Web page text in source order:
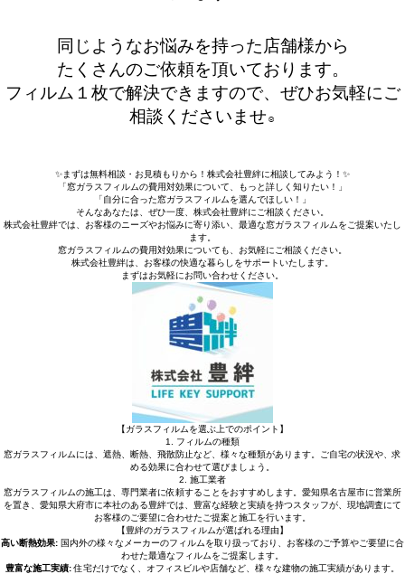
同じようなお悩みを持った店舗様から
たくさんのご依頼を頂いております。
フィルム１枚で解決できますので、ぜひお気軽にご
相談くださいませ☺️
✨まずは無料相談・お見積もりから！株式会社豊絆に相談してみよう！✨
「窓ガラスフィルムの費用対効果について、もっと詳しく知りたい！」
「自分に合った窓ガラスフィルムを選んでほしい！」
そんなあなたは、ぜひ一度、株式会社豊絆にご相談ください。
株式会社豊絆では、お客様のニーズやお悩みに寄り添い、最適な窓ガラスフィルムをご提案いたし
ます。
窓ガラスフィルムの費用対効果についても、お気軽にご相談ください。
株式会社豊絆は、お客様の快適な暮らしをサポートいたします。
まずはお気軽にお問い合わせください。
【ガラスフィルムを選ぶ上でのポイント】
1. フィルムの種類
窓ガラスフィルムには、遮熱、断熱、飛散防止など、様々な種類があります。ご自宅の状況や、求
める効果に合わせて選びましょう。
2. 施工業者
窓ガラスフィルムの施工は、専門業者に依頼することをおすすめします。愛知県名古屋市に営業所
を置き、愛知県大府市に本社のある豊絆では、豊富な経験と実績を持つスタッフが、現地調査にて
お客様のご要望に合わせたご提案と施工を行います。
【豊絆のガラスフィルムが選ばれる理由】
高い断熱効果: 国内外の様々なメーカーのフィルムを取り扱っており、お客様のご予算やご要望に合
わせた最適なフィルムをご提案します。
豊富な施工実績:住宅だけでなく、オフィスビルや店舗など、様々な建物の施工実績があります。